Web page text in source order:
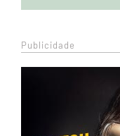
Publicidade